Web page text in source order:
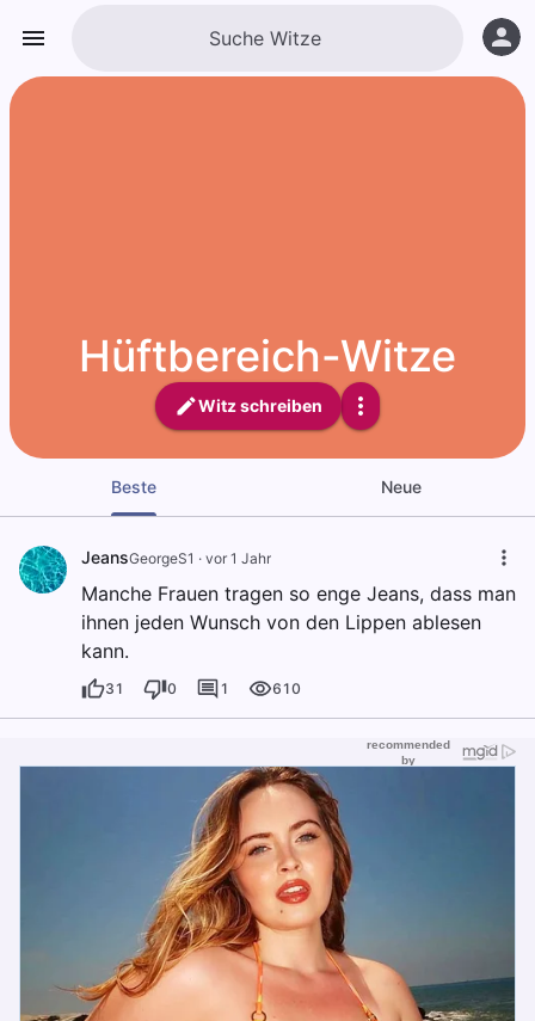
Hüftbereich-Witze
Witz schreiben
Beste Neue
JeansGeorgeS1 · vor 1 Jahr
Manche Frauen tragen so enge Jeans, dass man
ihnen jeden Wunsch von den Lippen ablesen
kann.
31 0 1 610